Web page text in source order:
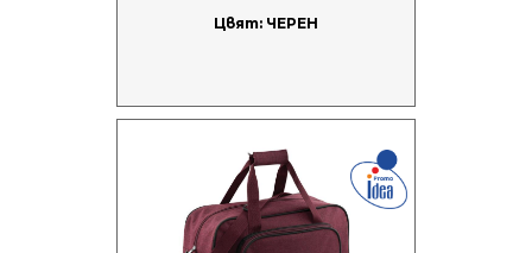
Цвят: ЧЕРЕН